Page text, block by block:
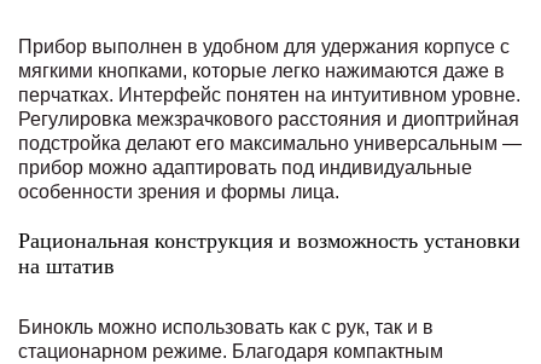
Прибор выполнен в удобном для удержания корпусе с
мягкими кнопками, которые легко нажимаются даже в
перчатках. Интерфейс понятен на интуитивном уровне.
Регулировка межзрачкового расстояния и диоптрийная
подстройка делают его максимально универсальным —
прибор можно адаптировать под индивидуальные
особенности зрения и формы лица.
Рациональная конструкция и возможность установки
на штатив
Бинокль можно использовать как с рук, так и в
стационарном режиме. Благодаря компактным